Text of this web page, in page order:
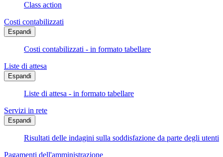
Class action
Costi contabilizzati
Espandi
Costi contabilizzati - in formato tabellare
Liste di attesa
Espandi
Liste di attesa - in formato tabellare
Servizi in rete
Espandi
Risultati delle indagini sulla soddisfazione da parte degli utenti
Pagamenti dell'amministrazione